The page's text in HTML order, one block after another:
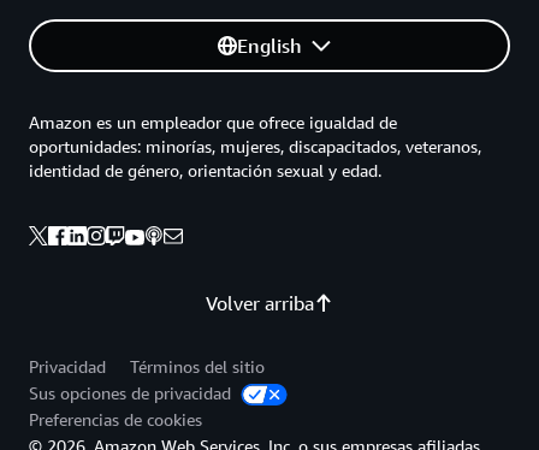
English
Volver arriba
Amazon es un empleador que ofrece igualdad de
oportunidades: minorías, mujeres, discapacitados, veteranos,
identidad de género, orientación sexual y edad.
Privacidad
Términos del sitio
Sus opciones de privacidad
Preferencias de cookies
© 2026, Amazon Web Services, Inc. o sus empresas afiliadas.